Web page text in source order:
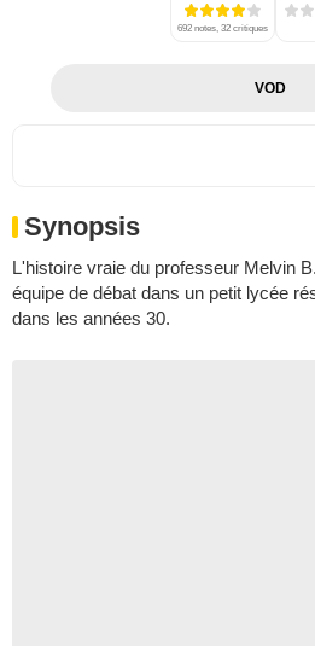
692 notes, 32 critiques
VOD
Synopsis
L'histoire vraie du professeur Melvin
équipe de débat dans un petit lycée
dans les années 30.